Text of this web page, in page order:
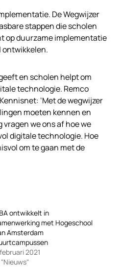
De Wegwijzer
stappen die scholen
op duurzame implementatie
ontwikkelen.
en scholen helpt om
technologie. Remco
‘Met de wegwijzer
moeten kennen en
we ons af hoe we
digitale technologie. Hoe
om te gaan met de
ontwikkelt in
met Hogeschool
Amsterdam
2021
"Nieuws"